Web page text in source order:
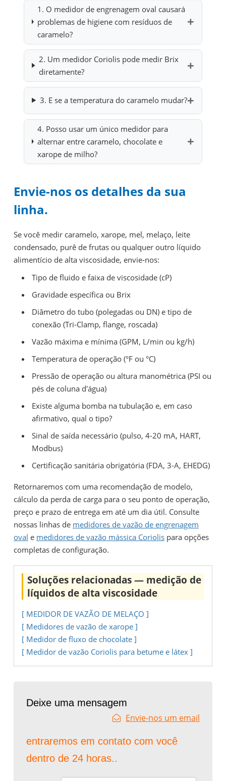
1. O medidor de engrenagem oval causará
problemas de higiene com resíduos de
caramelo?
2. Um medidor Coriolis pode medir Brix
diretamente?
3. E se a temperatura do caramelo mudar?
4. Posso usar um único medidor para
alternar entre caramelo, chocolate e
xarope de milho?
Envie-nos os detalhes da sua
linha.
Se você medir caramelo, xarope, mel, melaço, leite
condensado, purê de frutas ou qualquer outro líquido
alimentício de alta viscosidade, envie-nos:
Tipo de fluido e faixa de viscosidade (cP)
Gravidade específica ou Brix
Diâmetro do tubo (polegadas ou DN) e tipo de
conexão (Tri-Clamp, flange, roscada)
Vazão máxima e mínima (GPM, L/min ou kg/h)
Temperatura de operação (°F ou °C)
Pressão de operação ou altura manométrica (PSI ou
pés de coluna d'água)
Existe alguma bomba na tubulação e, em caso
afirmativo, qual o tipo?
Sinal de saída necessário (pulso, 4-20 mA, HART,
Modbus)
Certificação sanitária obrigatória (FDA, 3-A, EHEDG)
Retornaremos com uma recomendação de modelo,
cálculo da perda de carga para o seu ponto de operação,
preço e prazo de entrega em até um dia útil. Consulte
nossas linhas de medidores de vazão de engrenagem
oval e medidores de vazão mássica Coriolis para opções
completas de configuração.
Soluções relacionadas — medição de
líquidos de alta viscosidade
[ MEDIDOR DE VAZÃO DE MELAÇO ]
[ Medidores de vazão de xarope ]
[ Medidor de fluxo de chocolate ]
[ Medidor de vazão Coriolis para betume e látex ]
Deixe uma mensagem
Envie-nos um email
entraremos em contato com você
dentro de 24 horas..